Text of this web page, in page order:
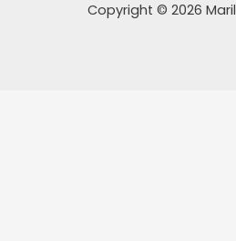
Copyright © 2026